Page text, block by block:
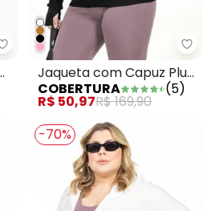
Cobertura - Blusa Térmica Plus
Jaqueta com Capuz Plus
Size Preto
COBERTURA (5)
R$ 50,97R$ 169,90
-70%